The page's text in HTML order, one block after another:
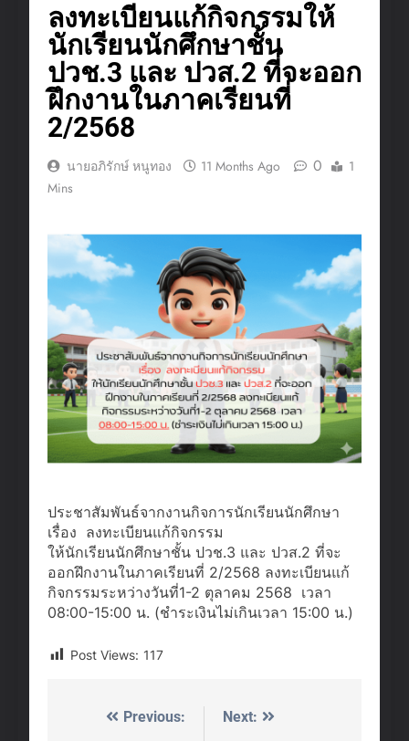
ลงทะเบียนแก้กิจกรรมให้
นักเรียนนักศึกษาชั้น
ปวช.3 และ ปวส.2 ที่จะออก
ฝึกงานในภาคเรียนที่
2/2568
นายอภิรักษ์ หนูทอง 11 Months Ago 0
1
Mins
ประชาสัมพันธ์จากงานกิจการนักเรียนนักศึกษา
เรื่อง ลงทะเบียนแก้กิจกรรม
ให้นักเรียนนักศึกษาชั้น ปวช.3 และ ปวส.2 ที่จะ
ออกฝึกงานในภาคเรียนที่ 2/2568 ลงทะเบียนแก้
กิจกรรมระหว่างวันที่1-2 ตุลาคม 2568 เวลา
08:00-15:00 น. (ชำระเงินไม่เกินเวลา 15:00 น.)
Post Views: 117
Post
Previous:
Next: